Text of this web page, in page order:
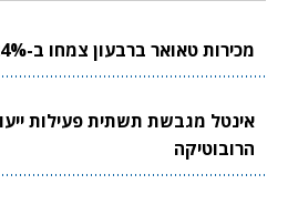
מכירות טאואר ברבעון צמחו ב-24%
אינטל מגבשת תשתית פעילות
הרובוטיקה